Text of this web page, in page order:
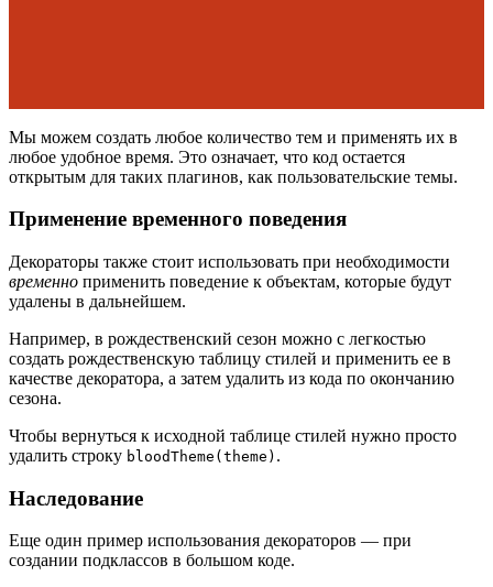
Мы можем создать любое количество тем и применять их в
любое удобное время. Это означает, что код остается
открытым для таких плагинов, как пользовательские темы.
Применение временного поведения
Декораторы также стоит использовать при необходимости
временно применить поведение к объектам, которые будут
удалены в дальнейшем.
Например, в рождественский сезон можно с легкостью
создать рождественскую таблицу стилей и применить ее в
качестве декоратора, а затем удалить из кода по окончанию
сезона.
Чтобы вернуться к исходной таблице стилей нужно просто
удалить строку bloodTheme(theme) .
Наследование
Еще один пример использования декораторов — при
создании подклассов в большом коде.